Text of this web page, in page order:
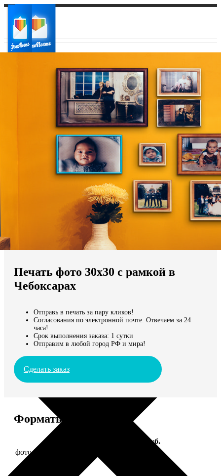
Ваш регион доставки
Выберите из списка:
Мы доставляем по всему миру
Продолжить без города
Печать фото 30х30 с рамкой в
Чебоксарах
Отправь в печать за пару кликов!
Согласования по электронной почте. Отвечаем за 24
часа!
Срок выполнения заказа: 1 сутки
Отправим в любой город РФ и мира!
Сделать заказ
Форматы и цены
Цена, руб.
фото 30х30 в деревянной рамке